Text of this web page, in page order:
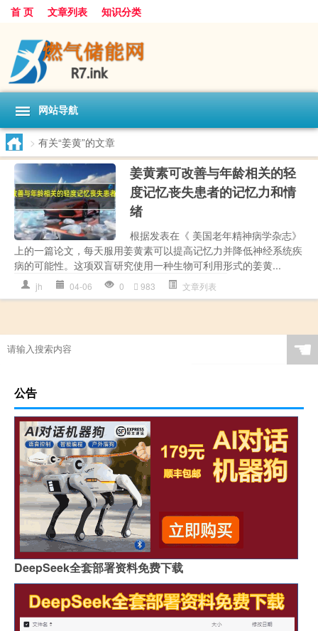
首 页 文章列表 知识分类
网站导航
> 有关“姜黄”的文章
姜黄素可改善与年龄相关的轻
度记忆丧失患者的记忆力和情
绪
根据发表在《 美国老年精神病学杂志》
上的一篇论文，每天服用姜黄素可以提高记忆力并降低神经系统疾
病的可能性。这项双盲研究使用一种生物可利用形式的姜黄...
jh 04-06 0 983 文章列表
☚
公告
DeepSeek全套部署资料免费下载